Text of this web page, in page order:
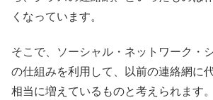
くなっています。
そこで、ソーシャル・ネットワーク・
の仕組みを利用して、以前の連絡網に
相当に増えているものと考えられます